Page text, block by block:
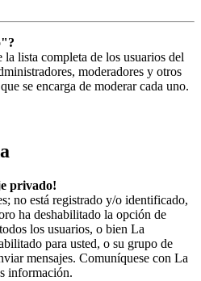
la lista completa de los usuarios del
moderadores y otros
se encarga de moderar cada uno.
privado!
no está registrado y/o identificado,
ha deshabilitado la opción de
los usuarios, o bien La
para usted, o su grupo de
mensajes. Comuníquese con La
información.